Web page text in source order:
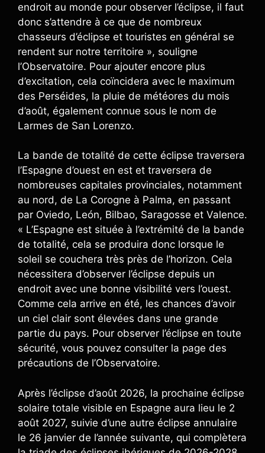
endroit au monde pour observer l’éclipse, il faut
donc s’attendre à ce que de nombreux
chasseurs d’éclipse et touristes en général se
rendent sur notre territoire », souligne
l’Observatoire. Pour ajouter encore plus
d’excitation, cela coïncidera avec le maximum
des Perséides, la pluie de météores du mois
d’août, également connue sous le nom de
Larmes de San Lorenzo.
La bande de totalité de cette éclipse traversera
l’Espagne d’ouest en est et traversera de
nombreuses capitales provinciales, notamment
au nord, de La Corogne à Palma, en passant
par Oviedo, León, Bilbao, Saragosse et Valence.
« L’Espagne est située à l’extrémité de la bande
de totalité, cela se produira donc lorsque le
soleil se couchera très près de l’horizon. Cela
nécessitera d’observer l’éclipse depuis un
endroit avec une bonne visibilité vers l’ouest.
Comme cela arrive en été, les chances d’avoir
un ciel clair sont élevées dans une grande
partie du pays. Pour observer l’éclipse en toute
sécurité, vous pouvez consulter la page des
précautions de l’Observatoire.
Après l’éclipse d’août 2026, la prochaine éclipse
solaire totale visible en Espagne aura lieu le 2
août 2027, suivie d’une autre éclipse annulaire
le 26 janvier de l’année suivante, qui complètera